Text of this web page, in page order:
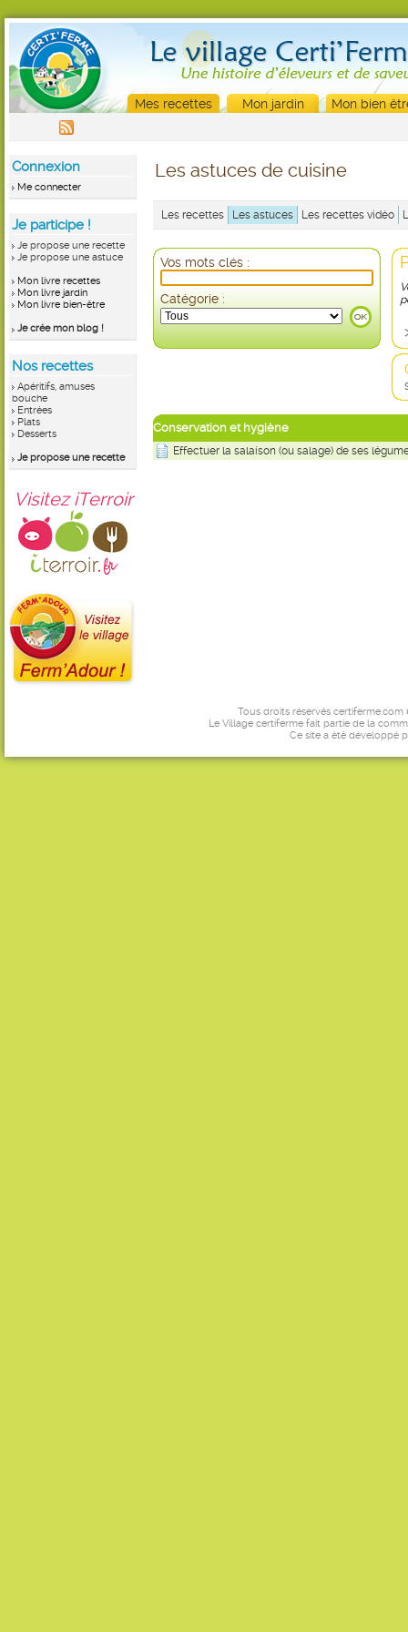
Mes recettes Mon jardin Mon bien
Connexion
Me connecter
Je participe !
Je propose une recette
Je propose une astuce
Mon livre recettes
Mon livre jardin
Mon livre bien-être
Je crée mon blog !
Nos recettes
Apéritifs, amuses
bouche
Entrées
Plats
Desserts
Je propose une recette
Visitez iTerroir
Les astuces de cuisine
Les recettes Les astuces Les recettes vidéo
Vos mots clés :
Catégorie :
Conservation et hygiène
Effectuer la salaison (ou salage) de ses
Tous droits réservés certiferme.com
Le Village certiferme fait partie de la
Ce site a été développé